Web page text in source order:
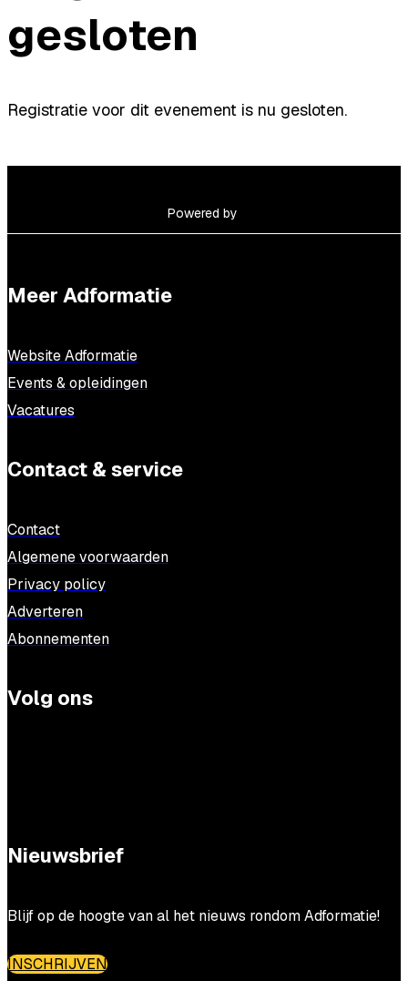
gesloten
Registratie voor dit evenement is nu gesloten.
Powered by
Meer Adformatie
Website Adformatie
Events & opleidingen
Vacatures
Contact & service
Contact
Algemene voorwaarden
Privacy policy
Adverteren
Abonnementen
Volg ons
Nieuwsbrief
Blijf op de hoogte van al het nieuws rondom Adformatie!
INSCHRIJVEN